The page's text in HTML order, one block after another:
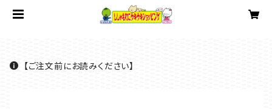
【ご注文前にお読みください】